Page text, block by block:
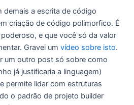
demais a escrita de código
criação de código polimorfico. É
e que você só da valor
Gravei um vídeo sobre isto.
um outro post só sobre como
já justificaria a linguagem)
permite lidar com estruturas
o padrão de projeto builder